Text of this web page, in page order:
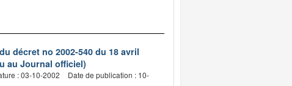
décret no 2002-540 du 18 avril
au Journal officiel)
: 03-10-2002
Date de publication : 10-